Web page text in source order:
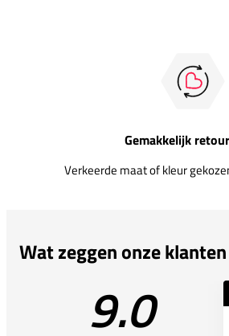
Gemakkelijk
Verkeerde maat of kleur
Wat zeggen onze klanten
9.0